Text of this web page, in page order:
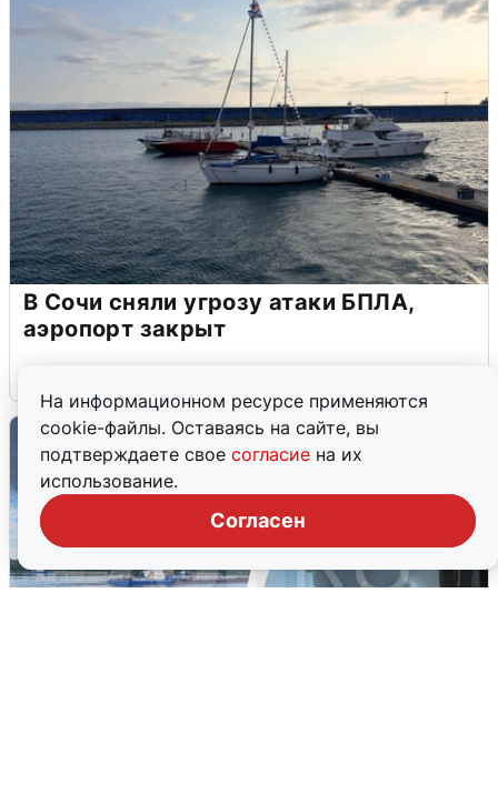
На информационном ресурсе применяются
cookie-файлы. Оставаясь на сайте, вы
подтверждаете свое согласие на их
использование.
Согласен
В Сочи сняли угрозу атаки БПЛА,
аэропорт закрыт